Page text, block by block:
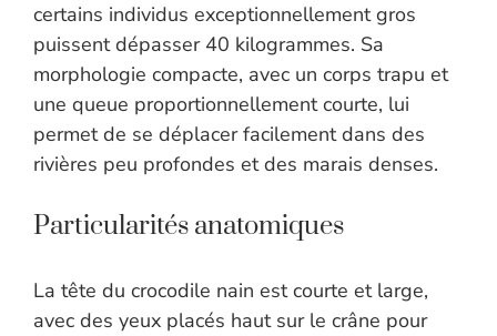
certains individus exceptionnellement gros
puissent dépasser 40 kilogrammes. Sa
morphologie compacte, avec un corps trapu et
une queue proportionnellement courte, lui
permet de se déplacer facilement dans des
rivières peu profondes et des marais denses.
Particularités anatomiques
La tête du crocodile nain est courte et large,
avec des yeux placés haut sur le crâne pour